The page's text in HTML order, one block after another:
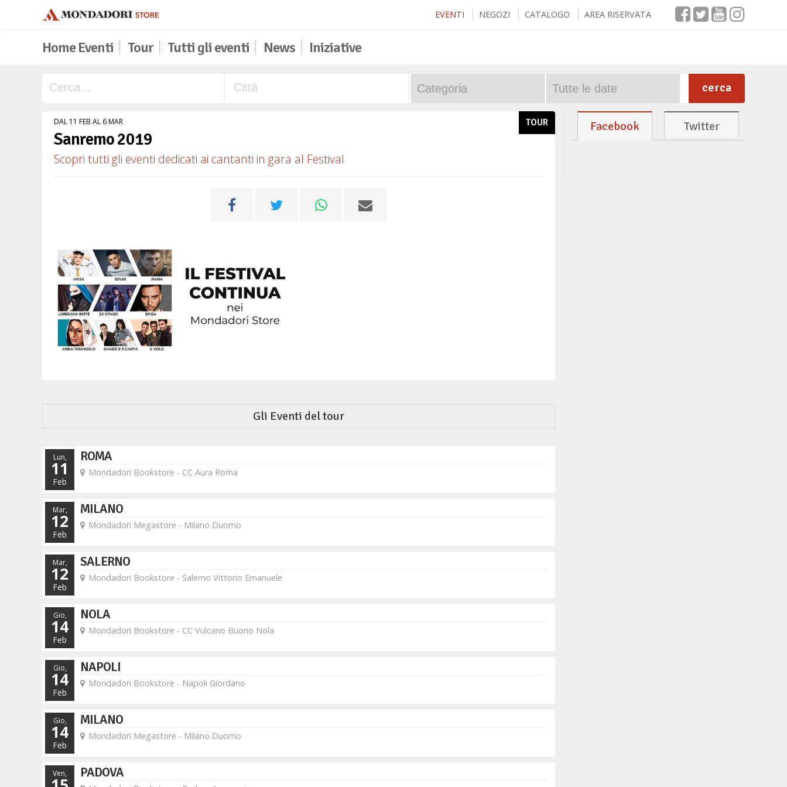
EVENTI NEGOZI CATALOGO AREA RISERVATA
Home Eventi Tour Tutti gli eventi News Iniziative
cerca
TOUR
DAL 11 FEB AL 6 MAR
Sanremo 2019
Scopri tutti gli eventi dedicati ai cantanti in gara al Festival
Gli Eventi del tour
Lun,
11
Feb
ROMA
Mondadori Bookstore - CC Aura Roma
Mar,
12
Feb
MILANO
Mondadori Megastore - Milano Duomo
Mar,
12
Feb
SALERNO
Mondadori Bookstore - Salerno Vittorio Emanuele
Gio,
14
Feb
NOLA
Mondadori Bookstore - CC Vulcano Buono Nola
Gio,
14
Feb
NAPOLI
Mondadori Bookstore - Napoli Giordano
Gio,
14
Feb
MILANO
Mondadori Megastore - Milano Duomo
Ven, PADOVA
Facebook Twitter